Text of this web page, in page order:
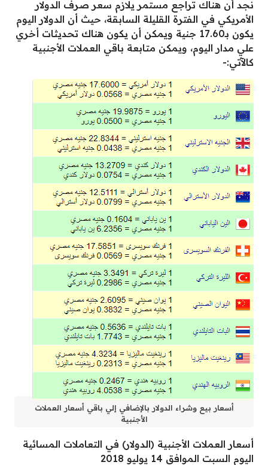
نجد أن هناك تراجع مستمر يلازم سعر صرف الدولار
الأمريكي في الفترة القليلة السابقة، حيث أن الدولار اليوم
يكون بـ17.60 جنية ويمكن أن يكون هناك تحديثات أخري
علي مدار اليوم، ويمكن متابعة باقي العملات الأجنبية
كالآتي:-
أسعار بيع وشراء الدولار بالإضافي إلي باقي أسعار العملات
الأجنبية
أسعار العملات الأجنبية (الدولار) في التعاملات المسائية
اليوم السبت الموافق 14 يوليو 2018